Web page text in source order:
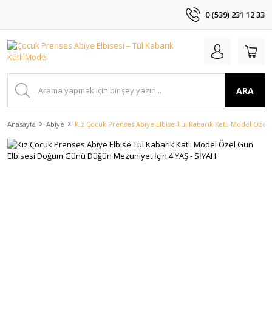
0 (539) 231 12 33
ARA
Anasayfa Abiye Kız Çocuk Prenses Abiye Elbise Tül Kabarık Katlı Model